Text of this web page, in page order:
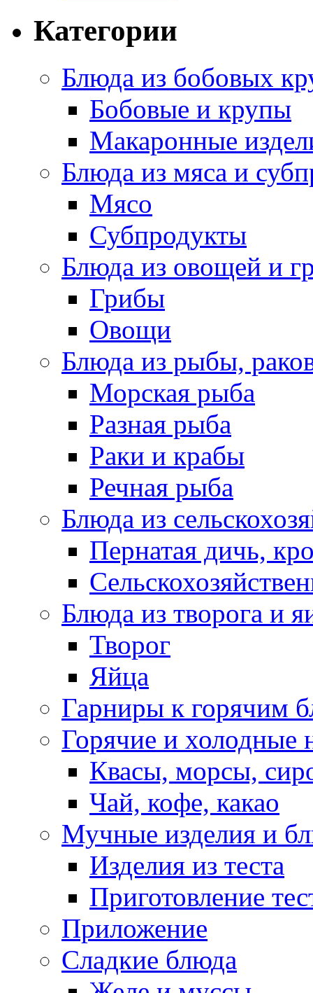
Категории
Блюда из бобовых
Бобовые и крупы
Макаронные
Блюда из мяса и
Мясо
Субпродукты
Блюда из овощей и
Грибы
Овощи
Блюда из рыбы,
Морская рыба
Разная рыба
Раки и крабы
Речная рыба
Блюда из
Пернатая дичь,
Блюда из творога и
Творог
Яйца
Гарниры к горячим
Горячие и холодные
Квасы, морсы,
Чай, кофе, какао
Мучные изделия и
Изделия из теста
Приготовление
Приложение
Сладкие блюда